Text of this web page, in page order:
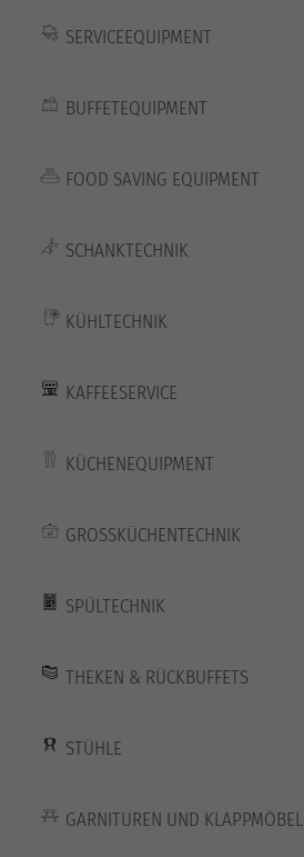
SERVICEEQUIPMENT
BUFFETEQUIPMENT
FOOD SAVING EQUIPMENT
SCHANKTECHNIK
KÜHLTECHNIK
KAFFEESERVICE
KÜCHENEQUIPMENT
GROSSKÜCHENTECHNIK
SPÜLTECHNIK
THEKEN & RÜCKBUFFETS
STÜHLE
GARNITUREN UND KLAPPMÖBEL